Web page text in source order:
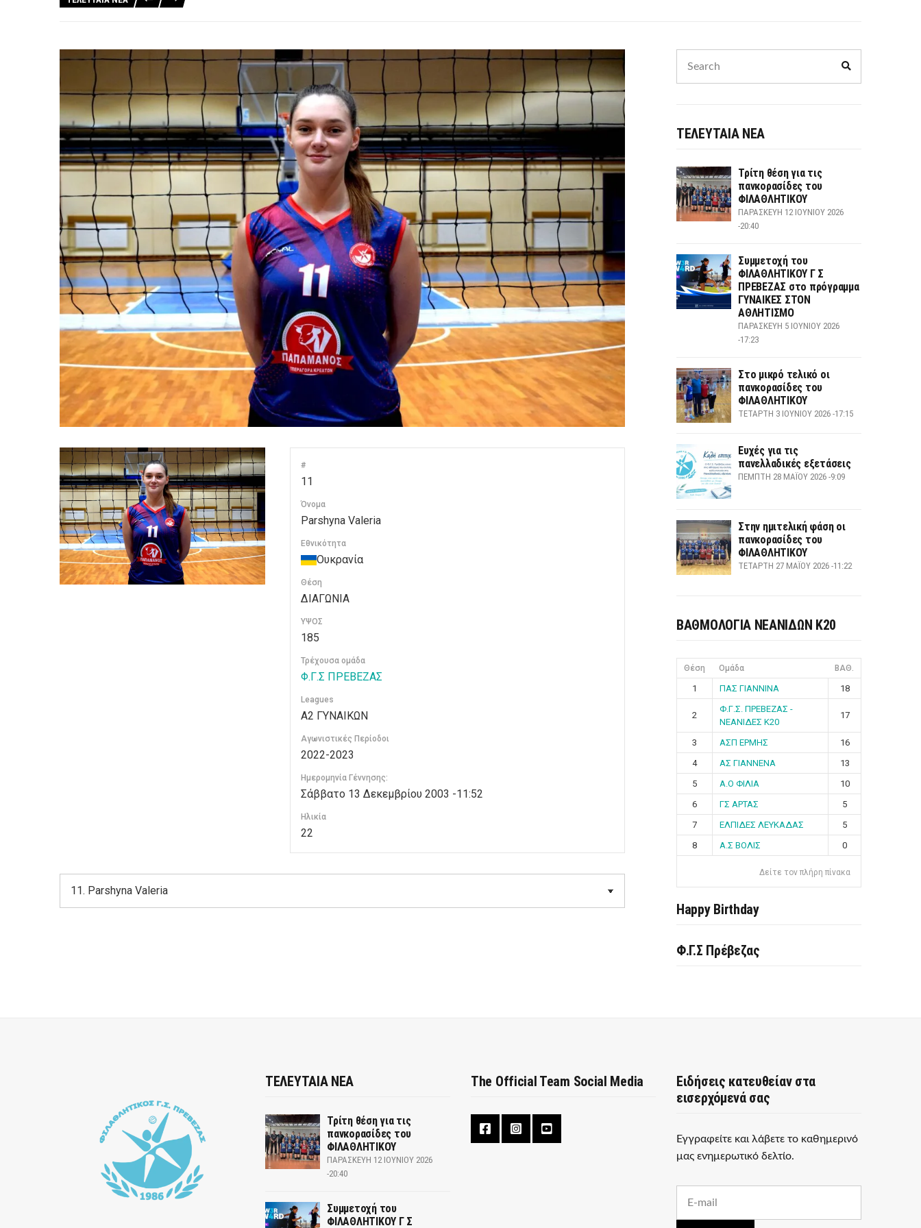
#
11
Όνομα
Parshyna Valeria
Εθνικότητα
Ουκρανία
Θέση
ΔΙΑΓΩΝΙΑ
ΥΨΟΣ
185
Τρέχουσα ομάδα
Φ.Γ.Σ ΠΡΕΒΕΖΑΣ
Leagues
Α2 ΓΥΝΑΙΚΩΝ
Αγωνιστικές Περίοδοι
2022-2023
Ημερομηνία Γέννησης:
Σάββατο 13 Δεκεμβρίου 2003 -11:52
Ηλικία
22
for:
ΤΕΛΕΥΤΑΙΑ ΝΕΑ
Τρίτη θέση για τις
πανκορασίδες του
ΦΙΛΑΘΛΗΤΙΚΟΥ
ΠΑΡΑΣΚΕΥΉ 12 ΙΟΥΝΊΟΥ 2026
-20:40
Συμμετοχή του
ΦΙΛΑΘΛΗΤΙΚΟΥ Γ Σ
ΠΡΕΒΕΖΑΣ στο πρόγραμμα
ΓΥΝΑΙΚΕΣ ΣΤΟΝ
ΑΘΛΗΤΙΣΜΟ
ΠΑΡΑΣΚΕΥΉ 5 ΙΟΥΝΊΟΥ 2026
-17:23
Στο μικρό τελικό οι
πανκορασίδες του
ΦΙΛΑΘΛΗΤΙΚΟΥ
ΤΕΤΆΡΤΗ 3 ΙΟΥΝΊΟΥ 2026 -17:15
Ευχές για τις
πανελλαδικές εξετάσεις
ΠΈΜΠΤΗ 28 ΜΑΪ́ΟΥ 2026 -9:09
Στην ημιτελική φάση οι
πανκορασίδες του
ΦΙΛΑΘΛΗΤΙΚΟΥ
ΤΕΤΆΡΤΗ 27 ΜΑΪ́ΟΥ 2026 -11:22
ΒΑΘΜΟΛΟΓΙΑ ΝΕΑΝΙΔΩΝ Κ20
Θέση Ομάδα ΒΑΘ.
1 ΠΑΣ ΓΙΑΝΝΙΝΑ 18
2
Φ.Γ.Σ. ΠΡΕΒΕΖΑΣ -
ΝΕΑΝΙΔΕΣ Κ20
17
3 ΑΣΠ ΕΡΜΗΣ
16
4
ΑΣ ΓΙΑΝΝΕΝΑ
13
5
Α.Ο ΦΙΛΙΑ
10
6
ΓΣ ΑΡΤΑΣ
5
7
ΕΛΠΙΔΕΣ ΛΕΥΚΑΔΑΣ
5
8
Α.Σ ΒΟΛΙΣ 0
Δείτε τον πλήρη πίνακα
Happy Birthday
Φ.Γ.Σ Πρέβεζας
ΤΕΛΕΥΤΑΙΑ ΝΕΑ
Τρίτη θέση για τις
πανκορασίδες του
ΦΙΛΑΘΛΗΤΙΚΟΥ
ΠΑΡΑΣΚΕΥΉ 12 ΙΟΥΝΊΟΥ 2026
-20:40
Συμμετοχή του
ΦΙΛΑΘΛΗΤΙΚΟΥ Γ Σ
The Official Team Social Media
Ειδήσεις κατευθείαν στα
εισερχόμενά σας
Εγγραφείτε και λάβετε το καθημερινό
μας ενημερωτικό δελτίο.
a